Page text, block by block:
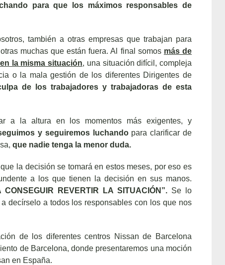
para que los máximos responsables de
también a otras empresas que trabajan para
muchas que están fuera. Al final somos más de
la misma situación, una situación difícil, compleja
o la mala gestión de los diferentes Dirigentes de
de los trabajadores y trabajadoras de esta
a la altura en los momentos más exigentes, y
y seguiremos luchandopara clarificar de
que nadie tenga la menor duda.
la decisión se tomará en estos meses, por eso es
a los que tienen la decisión en sus manos.
REVERTIR LA SITUACIÓN”. Se lo
decírselo a todos los responsables con los que nos
de los diferentes centros Nissan de Barcelona
de Barcelona, donde presentaremos una moción
en España.